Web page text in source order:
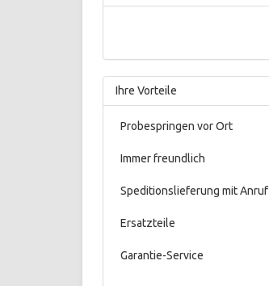
Ihre Vorteile
Probespringen vor Ort
Immer freundlich
Speditionslieferung mit Anruf
Ersatzteile
Garantie-Service